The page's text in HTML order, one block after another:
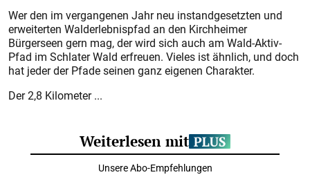
Wer den im vergangenen Jahr neu instandgesetzten und
erweiterten Walderlebnispfad an den Kirchheimer
Bürgerseen gern mag, der wird sich auch am Wald-Aktiv-
Pfad im Schlater Wald erfreuen. Vieles ist ähnlich, und doch
hat jeder der Pfade seinen ganz eigenen Charakter.
Der 2,8 Kilometer ...